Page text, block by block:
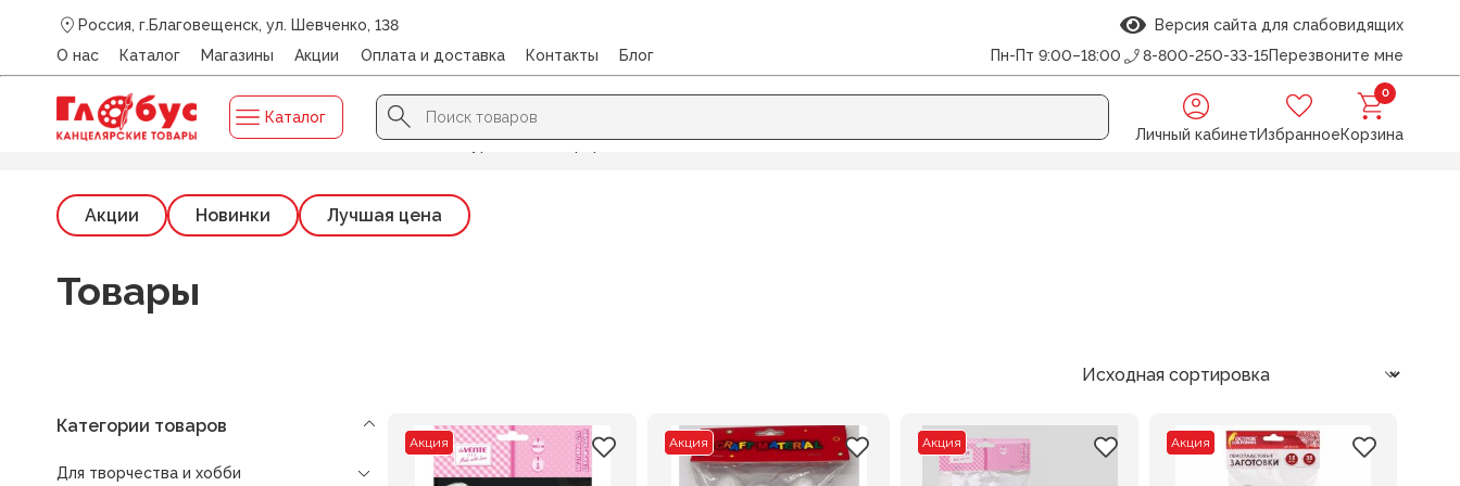
Россия, г.Благовещенск, ул. Шевченко, 138
Версия сайта для слабовидящих
О нас
Каталог Магазины Акции Оплата и доставка Контакты Блог Пн-Пт 9:00–18:00 8-800-250-33-15Перезвоните мне
Каталог
Search
for:
Search Button
Личный кабинетИзбранное
0
Корзина
Главная /Каталог/ ДЛЯ ТВОРЧЕСТВА И ХОББИ/Фигуры для декорирования
Акции Новинки Лучшая цена
Товары
Категории товаров
Для творчества и хобби
Акция Акция Акция Акция